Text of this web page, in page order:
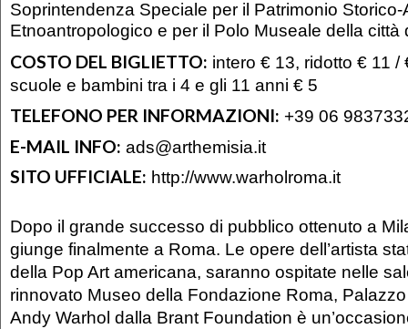
Soprintendenza Speciale per il Patrimonio Storico-
Etnoantropologico e per il Polo Museale della città
COSTO DEL BIGLIETTO: intero € 13, ridotto € 11 /
scuole e bambini tra i 4 e gli 11 anni € 5
TELEFONO PER INFORMAZIONI: +39 06
E-MAIL INFO: ads@arthemisia.it
SITO UFFICIALE: http://www.warholroma.it
Dopo il grande successo di pubblico ottenuto a
giunge finalmente a Roma. Le opere dell’artista
della Pop Art americana, saranno ospitate nelle
rinnovato Museo della Fondazione Roma,
Andy Warhol dalla Brant Foundation è